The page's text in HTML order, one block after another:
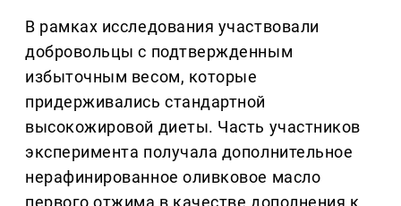
В рамках исследования участвовали
добровольцы с подтвержденным
избыточным весом, которые
придерживались стандартной
высокожировой диеты. Часть участников
эксперимента получала дополнительное
нерафинированное оливковое масло
первого отжима в качестве дополнения к